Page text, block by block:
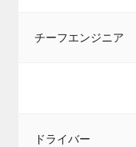
チーフエンジニア
ドライバー